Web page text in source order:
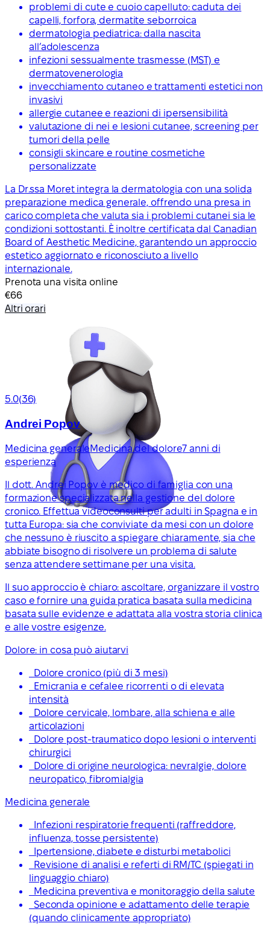
problemi di cute e cuoio capelluto: caduta dei
capelli, forfora, dermatite seborroica
dermatologia pediatrica: dalla nascita
all’adolescenza
infezioni sessualmente trasmesse (MST) e
dermatovenerologia
invecchiamento cutaneo e trattamenti estetici non
invasivi
allergie cutanee e reazioni di ipersensibilità
valutazione di nei e lesioni cutanee, screening per
tumori della pelle
consigli skincare e routine cosmetiche
personalizzate
La Dr.ssa Moret integra la dermatologia con una solida
preparazione medica generale, offrendo una presa in
carico completa che valuta sia i problemi cutanei sia le
condizioni sottostanti. È inoltre certificata dal Canadian
Board of Aesthetic Medicine, garantendo un approccio
estetico aggiornato e riconosciuto a livello
internazionale.
Prenota una visita online
€66
Altri orari
5.0(36)
Andrei Popov
Medicina generaleMedicina del dolore7 anni di
esperienza
Il dott. Andrei Popov è medico di famiglia con una
formazione specializzata nella gestione del dolore
cronico. Effettua videoconsulti per adulti in Spagna e in
tutta Europa: sia che conviviate da mesi con un dolore
che nessuno è riuscito a spiegare chiaramente, sia che
abbiate bisogno di risolvere un problema di salute
senza attendere settimane per una visita.
Il suo approccio è chiaro: ascoltare, organizzare il vostro
caso e fornire una guida pratica basata sulla medicina
basata sulle evidenze e adattata alla vostra storia clinica
e alle vostre esigenze.
Dolore: in cosa può aiutarvi
Dolore cronico (più di 3 mesi)
Emicrania e cefalee ricorrenti o di elevata
intensità
Dolore cervicale, lombare, alla schiena e alle
articolazioni
Dolore post-traumatico dopo lesioni o interventi
chirurgici
Dolore di origine neurologica: nevralgie, dolore
neuropatico, fibromialgia
Medicina generale
Infezioni respiratorie frequenti (raffreddore,
influenza, tosse persistente)
Ipertensione, diabete e disturbi metabolici
Revisione di analisi e referti di RM/TC (spiegati in
linguaggio chiaro)
Medicina preventiva e monitoraggio della salute
Seconda opinione e adattamento delle terapie
(quando clinicamente appropriato)